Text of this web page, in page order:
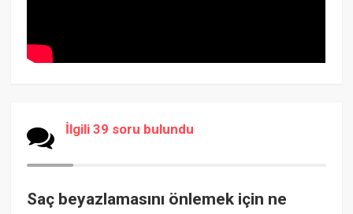
İlgili 39 soru bulundu
Saç beyazlamasını önlemek için ne